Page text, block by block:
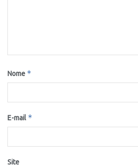
Nome *
E-mail *
Site